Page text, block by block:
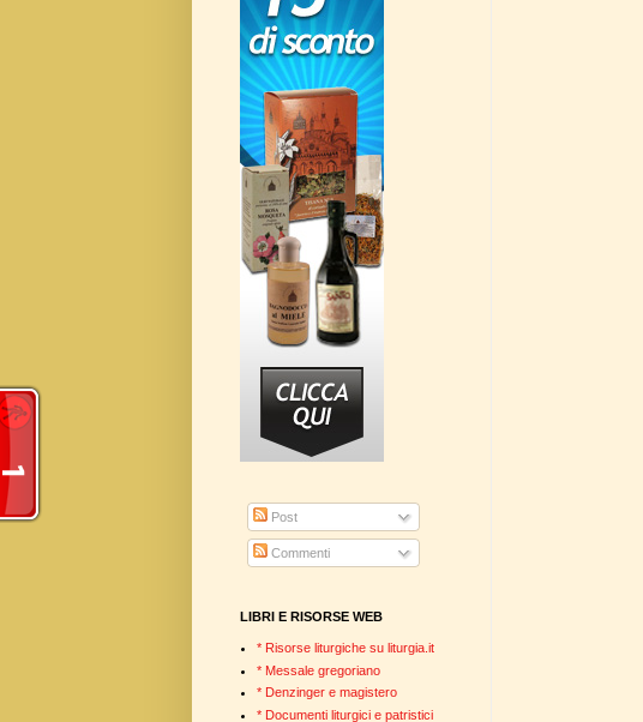
Post
Commenti
LIBRI E RISORSE WEB
* Risorse liturgiche su liturgia.it
* Messale gregoriano
* Denzinger e magistero
* Documenti liturgici e patristici